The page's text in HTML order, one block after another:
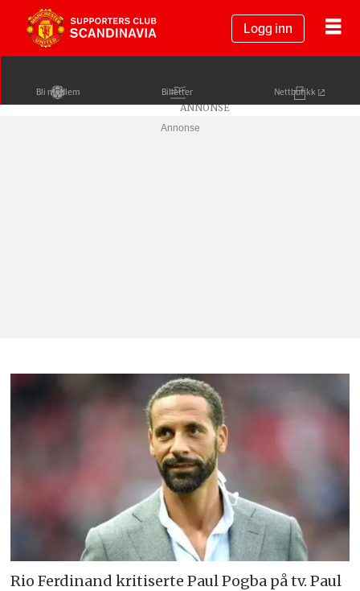
Logg inn
Bli medlem Billetter Nettbutikk
Annonse
Rio Ferdinand kritiserte Paul Pogba på tv. Paul